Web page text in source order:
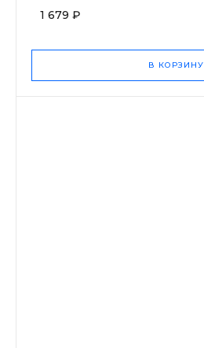
1 679 ₽
В КОРЗИНУ